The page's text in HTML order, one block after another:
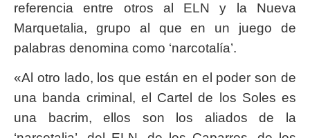
referencia entre otros al ELN y la Nueva
Marquetalia, grupo al que en un juego de
palabras denomina como ‘narcotalía’.
«Al otro lado, los que están en el poder son de
una banda criminal, el Cartel de los Soles es
una bacrim, ellos son los aliados de la